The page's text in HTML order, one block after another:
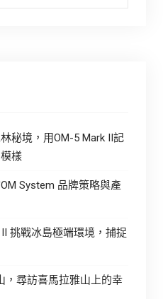
秘境，用OM-5 Mark II記
樣
System 品牌策略與產
挑戰冰島極端環境，捕捉
，尋訪喜馬拉雅山上的幸